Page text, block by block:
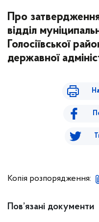
Про
відділ
Голосіївської
державної
Копія розпорядження:
Пов’язані документи